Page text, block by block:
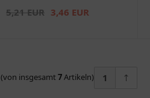
5,21 EUR 3,46 EUR
(von insgesamt 7Artikeln) 1